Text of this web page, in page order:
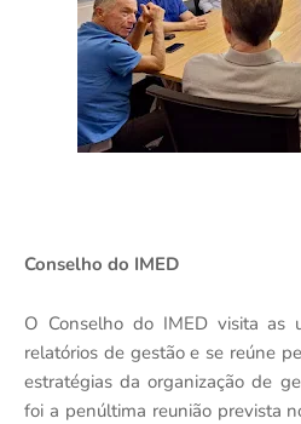
Conselho do IMED
O Conselho do IMED visita as
relatórios de gestão e se reúne
estratégias da organização de
foi a penúltima reunião prevista